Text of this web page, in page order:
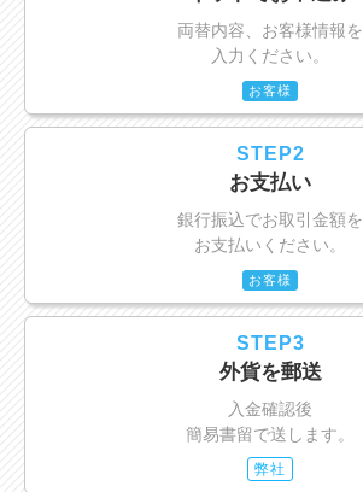
両替内容、お客様情報を
入力ください。
お客様
STEP2
お支払い
銀行振込でお取引金額を
お支払いください。
お客様
STEP3
外貨を郵送
入金確認後
簡易書留で送します。
弊社